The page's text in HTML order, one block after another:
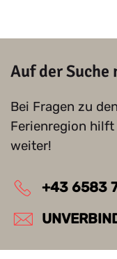
Auf der Suche
Bei Fragen zu
Ferienregion hilft
weiter!
+43 6583